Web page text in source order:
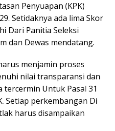
Penyuapan (KPK)
Setidaknya ada lima Skor
Dari Panitia Seleksi
dan Dewas mendatang.
menjamin proses
nilai transparansi dan
Untuk Pasal 31
Setiap perkembangan Di
harus disampaikan